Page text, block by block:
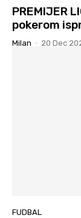
PREMIJER
pokerom
Milan - 20 Dec
FUDBAL